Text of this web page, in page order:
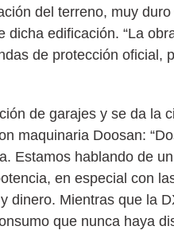
del terreno, muy
edificación. “La
de protección oficial,
de garajes y se da la
maquinaria Doosan:
Estamos hablando de
en especial con
Mientras que la
que nunca haya